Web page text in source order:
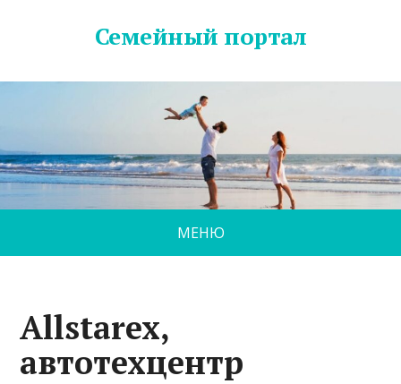
Семейный портал
МЕНЮ
Allstarex,
автотехцентр